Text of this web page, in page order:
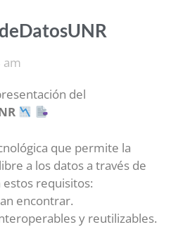
am
del
que permite la
a los datos a través de
requisitos:
encontrar.
y reutilizables.